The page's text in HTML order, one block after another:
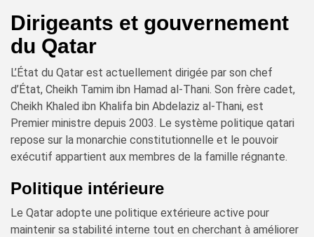
Dirigeants et gouvernement
du Qatar
L’État du Qatar est actuellement dirigée par son chef
d’État, Cheikh Tamim ibn Hamad al-Thani. Son frère cadet,
Cheikh Khaled ibn Khalifa bin Abdelaziz al-Thani, est
Premier ministre depuis 2003. Le système politique qatari
repose sur la monarchie constitutionnelle et le pouvoir
exécutif appartient aux membres de la famille régnante.
Politique intérieure
Le Qatar adopte une politique extérieure active pour
maintenir sa stabilité interne tout en cherchant à améliorer